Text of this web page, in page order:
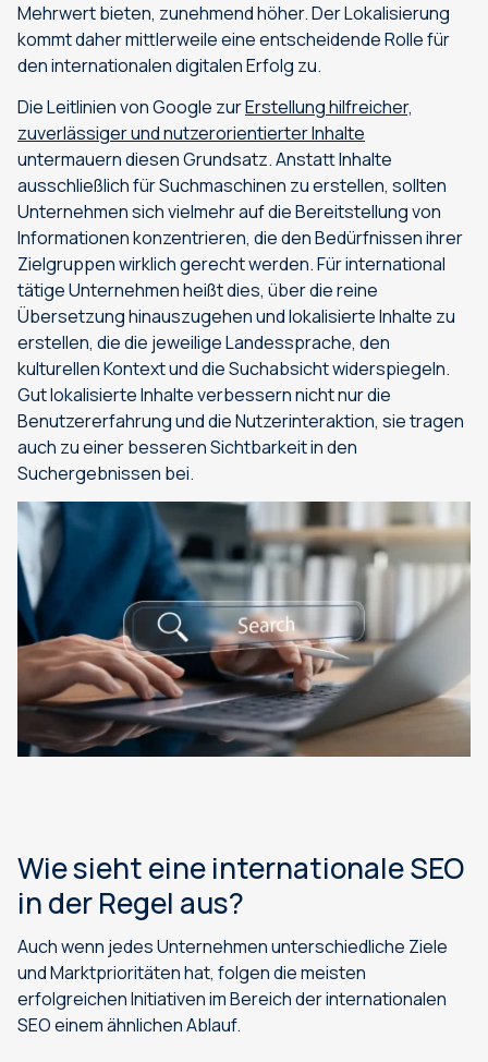
Mehrwert bieten, zunehmend höher. Der Lokalisierung
kommt daher mittlerweile eine entscheidende Rolle für
den internationalen digitalen Erfolg zu.
Die Leitlinien von Google zurErstellung hilfreicher,
zuverlässiger und nutzerorientierter Inhalte
untermauern diesen Grundsatz. Anstatt Inhalte
ausschließlich für Suchmaschinen zu erstellen, sollten
Unternehmen sich vielmehr auf die Bereitstellung von
Informationen konzentrieren, die den Bedürfnissen ihrer
Zielgruppen wirklich gerecht werden. Für international
tätige Unternehmen heißt dies, über die reine
Übersetzung hinauszugehen und lokalisierte Inhalte zu
erstellen, die die jeweilige Landessprache, den
kulturellen Kontext und die Suchabsicht widerspiegeln.
Gut lokalisierte Inhalte verbessern nicht nur die
Benutzererfahrung und die Nutzerinteraktion, sie tragen
auch zu einer besseren Sichtbarkeit in den
Suchergebnissen bei.
Wie sieht eine internationale SEO
in der Regel aus?
Auch wenn jedes Unternehmen unterschiedliche Ziele
und Marktprioritäten hat, folgen die meisten
erfolgreichen Initiativen im Bereich der internationalen
SEO einem ähnlichen Ablauf.